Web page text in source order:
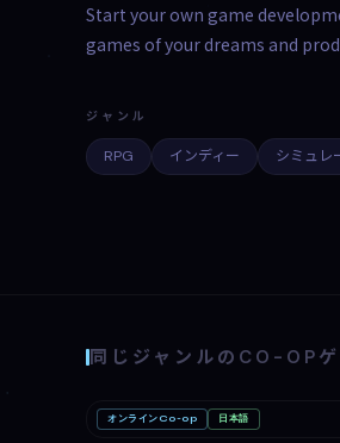
Start your own game
games of your dreams and
ジャンル
RPG インディー シミュレ
同じジャンルのCO-OPゲ
Romestead
オンラインCo-op 日本語